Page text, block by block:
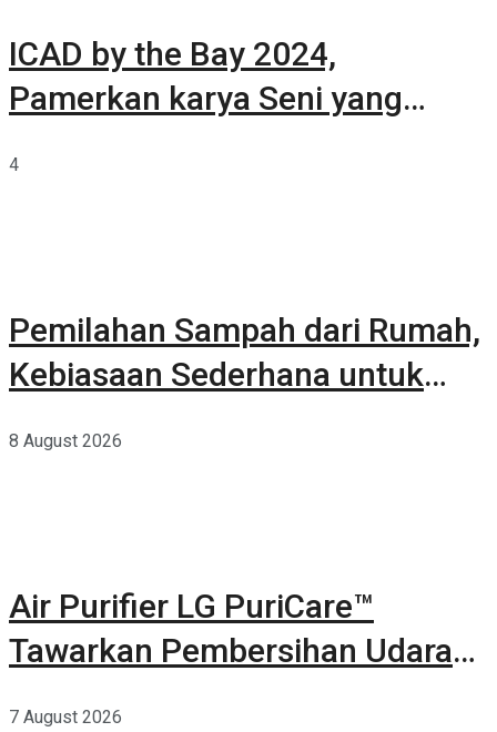
ICAD by the Bay 2024,
Pamerkan karya Seni yang
4
Pemilahan Sampah dari Rumah,
Kebiasaan Sederhana untuk
8 August 2026
Air Purifier LG PuriCare™
Tawarkan Pembersihan Udara
7 August 2026